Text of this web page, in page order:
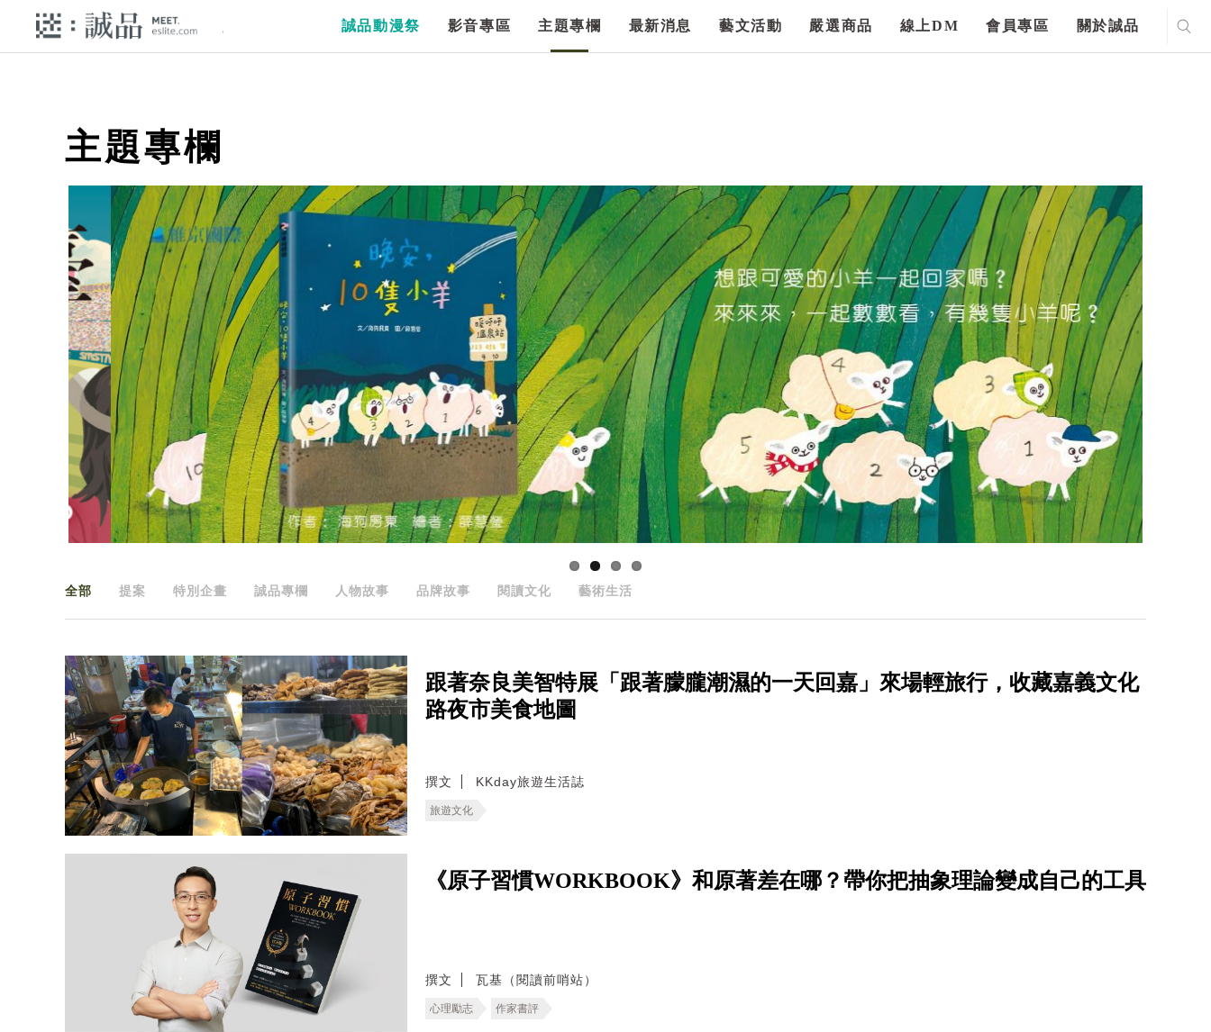
誠品動漫祭 影音專區 主題專欄 最新消息 藝文活動 嚴選商品 線上DM 會員專區 關於誠品
主題專欄
全部 提案 特別企畫 誠品專欄 人物故事 品牌故事 閱讀文化 藝術生活
跟著奈良美智特展「跟著朦朧潮濕的一天回嘉」來場輕旅行，收藏嘉義文化
路夜市美食地圖
撰文 KKday旅遊生活誌
旅遊文化
《原子習慣WORKBOOK》和原著差在哪？帶你把抽象理論變成自己的工具
撰文 瓦基（閱讀前哨站）
心理勵志 作家書評